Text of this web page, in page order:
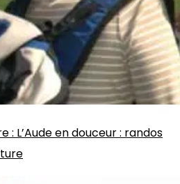
: L’Aude en douceur : randos